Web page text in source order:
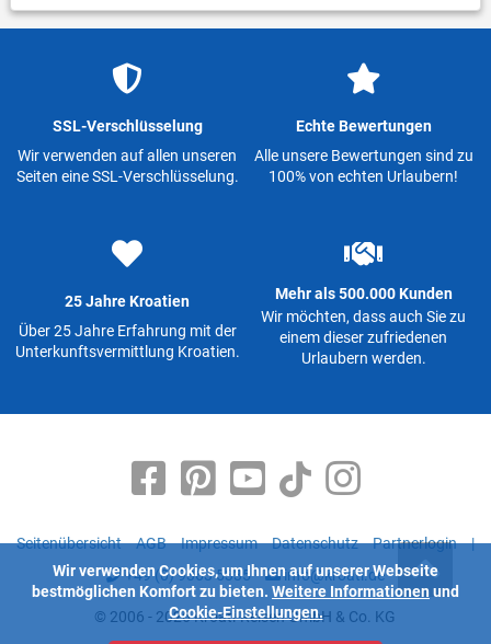
SSL-Verschlüsselung
Wir verwenden auf allen unseren
Seiten eine SSL-Verschlüsselung.
Echte Bewertungen
Alle unsere Bewertungen sind zu
100% von echten Urlaubern!
25 Jahre Kroatien
Über 25 Jahre Erfahrung mit der
Unterkunftsvermittlung Kroatien.
Mehr als 500.000 Kunden
Wir möchten, dass auch Sie zu
einem dieser zufriedenen
Urlaubern werden.
Seitenübersicht AGB Impressum Datenschutz Partnerlogin
|
+49 (0) 9363 5335
info@kroati.de
© 2006 - 2026 Kroati-Reisen GmbH & Co. KG
Wir verwenden Cookies, um Ihnen auf unserer Webseite
bestmöglichen Komfort zu bieten. Weitere Informationen und
Cookie-Einstellungen.